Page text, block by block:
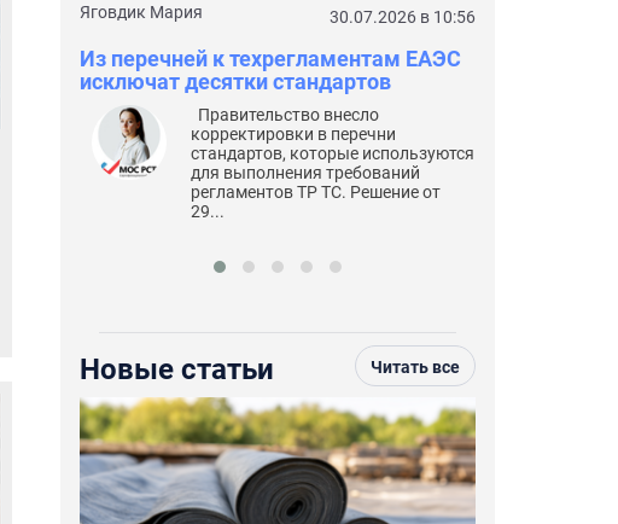
Яговдик Мария 30.07.2026 в 10:56
Из перечней к техрегламентам ЕАЭС
исключат десятки стандартов
Правительство внесло
корректировки в перечни
стандартов, которые используются
для выполнения требований
регламентов ТР ТС. Решение от
29...
Новые статьи Читать все